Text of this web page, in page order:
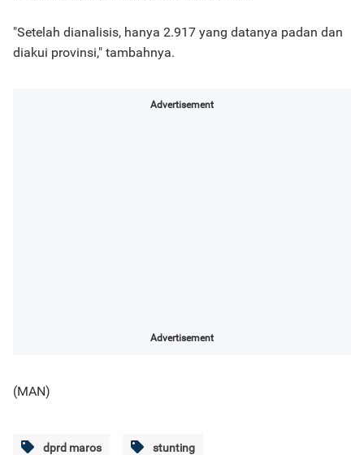
"Setelah dianalisis, hanya 2.917 yang datanya padan dan
diakui provinsi," tambahnya.
Advertisement
Advertisement
(MAN)
dprd maros stunting